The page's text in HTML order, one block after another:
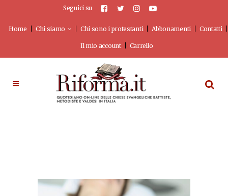
Seguici su
Home Chi siamo Chi sono i protestanti Abbonamenti Contatti
Il mio account Carrello